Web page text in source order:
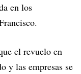
en los
el revuelo en
y las empresas se